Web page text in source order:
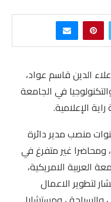
الدين قاسم عواد،
في الجامعة
الإعلامية.
منصب مدير دائرة
ومحاضرا غير متفرغ في
العربية الامريكية،
لتطوير الاعمال